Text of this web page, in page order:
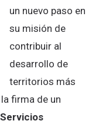
un nuevo paso en
su misión de
contribuir al
desarrollo de
territorios más
firma de un